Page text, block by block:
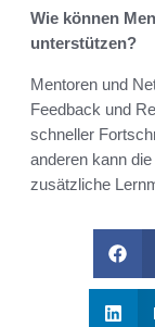
Wie können
unterstützen?
Mentoren und
Feedback und
schneller
anderen kann
zusätzliche